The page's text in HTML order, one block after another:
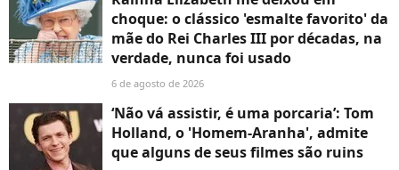
choque: o clássico 'esmalte favorito' da
mãe do Rei Charles III por décadas, na
verdade, nunca foi usado
6 de agosto de 2026
‘Não vá assistir, é uma porcaria’: Tom
Holland, o 'Homem-Aranha', admite
que alguns de seus filmes são ruins